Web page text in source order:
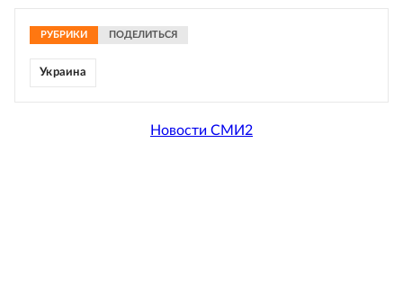
РУБРИКИ ПОДЕЛИТЬСЯ
Украина
Новости СМИ2